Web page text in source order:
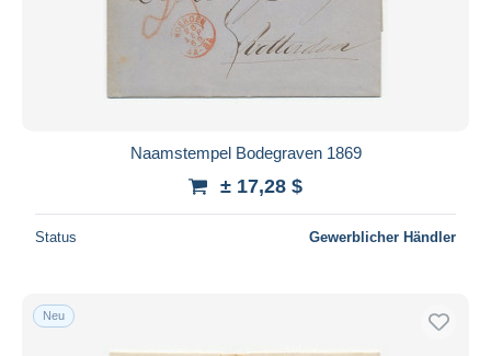
Naamstempel Bodegraven 1869
± 17,28 $
Status Gewerblicher Händler
Neu